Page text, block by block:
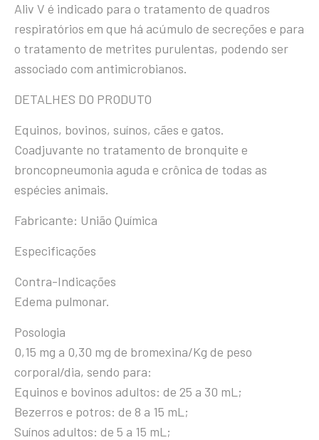
Aliv V é indicado para o tratamento de quadros
respiratórios em que há acúmulo de secreções e para
o tratamento de metrites purulentas, podendo ser
associado com antimicrobianos.
DETALHES DO PRODUTO
Equinos, bovinos, suínos, cães e gatos.
Coadjuvante no tratamento de bronquite e
broncopneumonia aguda e crônica de todas as
espécies animais.
Fabricante: União Química
Especificações
Contra-Indicações
Edema pulmonar.
Posologia
0,15 mg a 0,30 mg de bromexina/Kg de peso
corporal/dia, sendo para:
Equinos e bovinos adultos: de 25 a 30 mL;
Bezerros e potros: de 8 a 15 mL;
Suínos adultos: de 5 a 15 mL;